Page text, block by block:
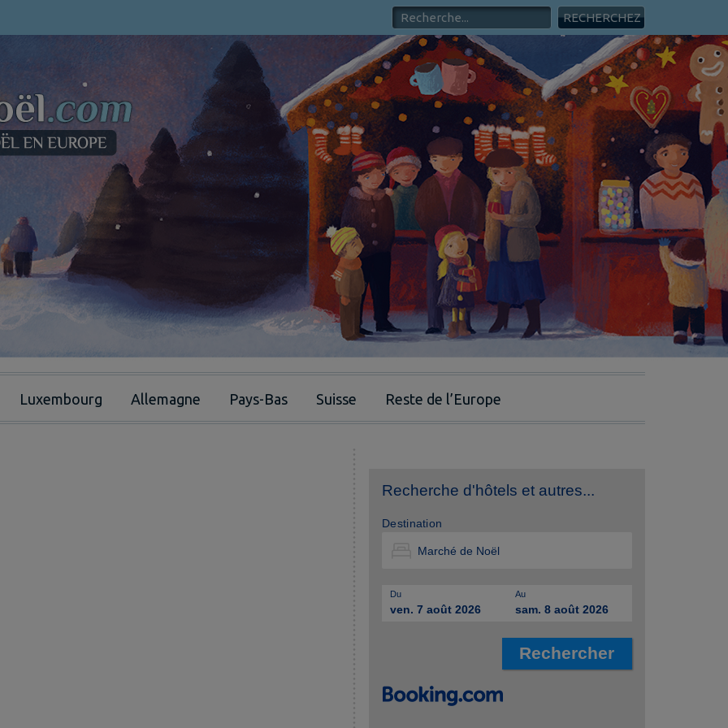
Luxembourg Allemagne Pays-Bas Suisse Reste de l’Europe
Recherche d'hôtels et autres...
Destination
Du
ven. 7 août 2026
Au
sam. 8 août 2026